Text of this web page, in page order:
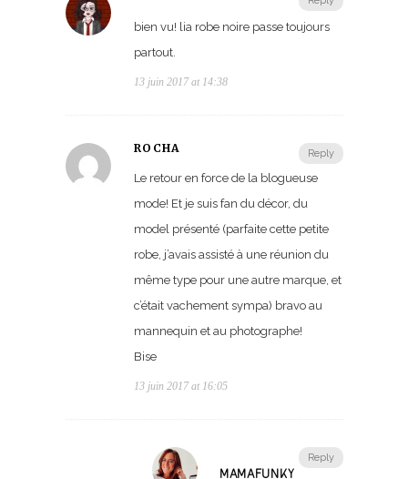
bien vu! lia robe noire passe toujours
partout.
13 juin 2017 at 14:38
Reply
ROCHA
Le retour en force de la blogueuse
mode! Et je suis fan du décor, du
model présenté (parfaite cette petite
robe, j’avais assisté à une réunion du
même type pour une autre marque, et
c’était vachement sympa) bravo au
mannequin et au photographe!
Bise
13 juin 2017 at 16:05
Reply
MAMAFUNKY